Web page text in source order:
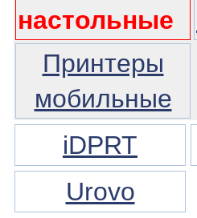
настольные
Принтеры
мобильные
iDPRT
Urovo